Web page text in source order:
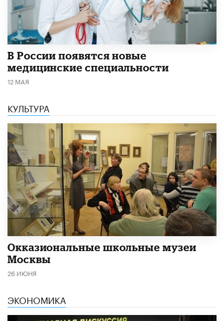
В России появятся новые
медицинские специальности
12 МАЯ
КУЛЬТУРА
​Окказиональные школьные музеи
Москвы
26 ИЮНЯ
ЭКОНОМИКА